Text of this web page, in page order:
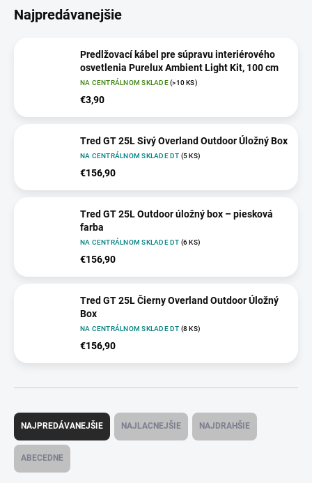
Najpredávanejšie
Predlžovací kábel pre súpravu interiérového
osvetlenia Purelux Ambient Light Kit, 100 cm
NA CENTRÁLNOM SKLADE(>10 KS)
€3,90
Tred GT 25L Sivý Overland Outdoor Úložný Box
NA CENTRÁLNOM SKLADE DT (5 KS)
€156,90
Tred GT 25L Outdoor úložný box – piesková
farba
NA CENTRÁLNOM SKLADE DT (6 KS)
€156,90
Tred GT 25L Čierny Overland Outdoor Úložný
Box
NA CENTRÁLNOM SKLADE DT (8 KS)
€156,90
R
d
n
NAJPREDÁVANEJŠIE NAJLACNEJŠIE NAJDRAHŠIE
ABECEDNE